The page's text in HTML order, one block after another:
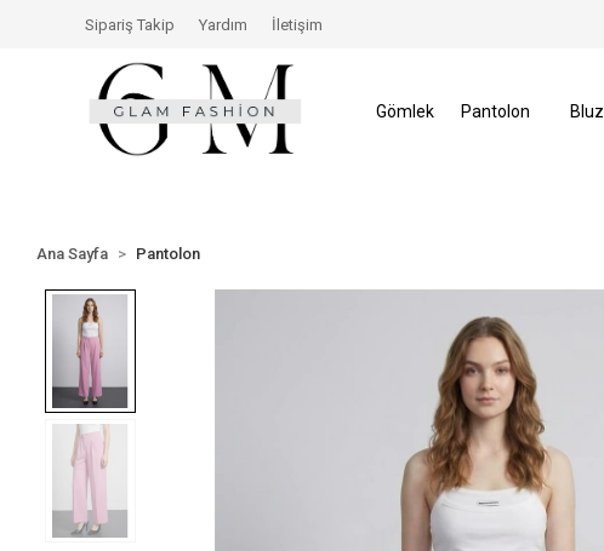
İade Hakkı Size Özel İndirimler
Sipariş Takip Yardım İletişim
Gömlek Pantolon Bluz
Ana Sayfa Pantolon